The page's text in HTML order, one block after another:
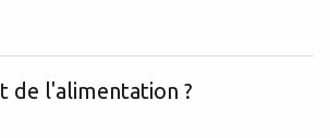
de l'alimentation ?